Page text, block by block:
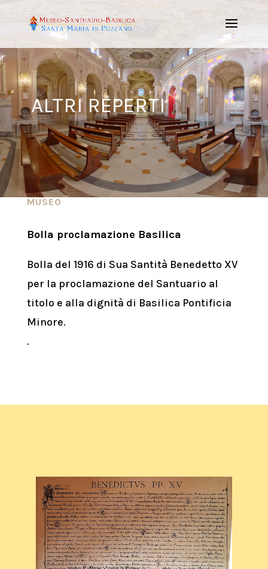
ALTRI REPERTI
MUSEO
Bolla proclamazione Basilica
Bolla del 1916 di Sua Santità Benedetto XV
per la proclamazione del Santuario al
titolo e alla dignità di Basilica Pontificia
Minore.
.